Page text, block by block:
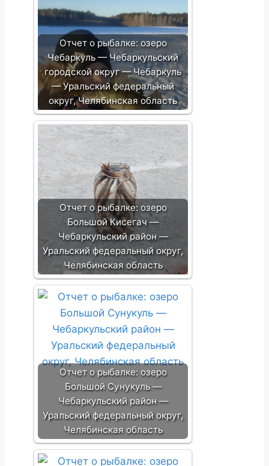
Отчет о рыбалке: озеро
Чебаркуль — Чебаркульский
городской округ — Чебаркуль
— Уральский федеральный
округ, Челябинская область
Отчет о рыбалке: озеро
Большой Кисегач —
Чебаркульский район —
Уральский федеральный округ,
Челябинская область
Отчет о рыбалке: озеро
Большой Сунукуль —
Чебаркульский район —
Уральский федеральный округ,
Челябинская область